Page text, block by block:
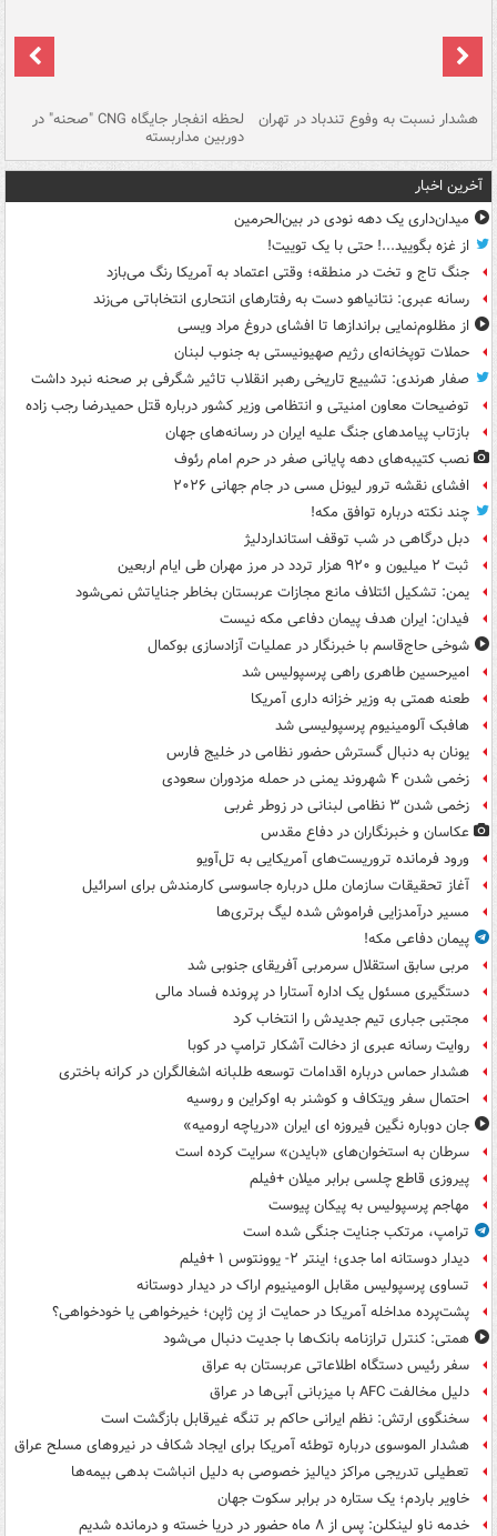
هشدار نسبت به وفوع تندباد در تهران لحظه انفجار جایگاه CNG "صحنه" در
دوربین مداربسته
آخرین اخبار
میدان‌داری یک دهه نودی در بین‌الحرمین
از غزه بگویید...! حتی با یک توییت!
جنگ تاج و تخت در منطقه؛ وقتی اعتماد به آمریکا رنگ می‌بازد
رسانه عبری: نتانیاهو دست به رفتارهای انتحاری انتخاباتی می‌زند
از مظلوم‌نمایی براندازها تا افشای دروغ مراد ویسی
حملات توپخانه‌ای رژیم صهیونیستی به جنوب لبنان
صفار هرندی: تشییع تاریخی رهبر انقلاب تاثیر شگرفی بر صحنه نبرد داشت
توضیحات معاون امنیتی و انتظامی وزیر کشور درباره قتل حمیدرضا رجب زاده
بازتاب پیامدهای جنگ علیه ایران در رسانه‌های جهان
نصب کتیبه‌های دهه پایانی صفر در حرم امام رئوف
افشای نقشه ترور لیونل مسی در جام جهانی ۲۰۲۶
چند نکته درباره توافق مکه!
دبل درگاهی در شب توقف استانداردلیژ
ثبت ۲ میلیون و ۹۲۰ هزار تردد در مرز مهران طی ایام اربعین
یمن: تشکیل ائتلاف مانع مجازات عربستان بخاطر جنایاتش نمی‌شود
فیدان: ایران هدف پیمان دفاعی مکه نیست
شوخی حاج‌قاسم با خبرنگار در عملیات آزادسازی بوکمال
امیرحسین طاهری راهی پرسپولیس شد
طعنه همتی به وزیر خزانه داری آمریکا
هافبک آلومینیوم پرسپولیسی شد
یونان به دنبال گسترش حضور نظامی در خلیج فارس
زخمی شدن ۴ شهروند یمنی در حمله مزدوران سعودی
زخمی شدن ۳ نظامی لبنانی در زوطر غربی
عکاسان و خبرنگاران در دفاع مقدس
ورود فرمانده تروریست‌های آمریکایی به تل‌آویو
آغاز تحقیقات سازمان ملل درباره جاسوسی کارمندش برای اسرائیل
مسیر درآمدزایی فراموش شده لیگ برتری‌ها
پیمان دفاعی مکه!
مربی سابق استقلال سرمربی آفریقای جنوبی شد
دستگیری مسئول یک اداره آستارا در پرونده فساد مالی
مجتبی جباری تیم جدیدش را انتخاب کرد
روایت رسانه عبری از دخالت آشکار ترامپ در کوبا
هشدار حماس درباره اقدامات توسعه طلبانه اشغالگران در کرانه باختری
احتمال سفر ویتکاف و کوشنر به اوکراین و روسیه
جان دوباره نگین فیروزه ای ایران «دریاچه ارومیه»
سرطان به استخوان‌های «بایدن» سرایت کرده است
پیروزی قاطع چلسی برابر میلان +فیلم
مهاجم پرسپولیس به پیکان پیوست
ترامپ، مرتکب جنایت جنگی شده است
دیدار دوستانه اما جدی؛ اینتر ۲- یوونتوس ۱ +فیلم
تساوی پرسپولیس مقابل الومینیوم اراک در دیدار دوستانه
پشت‌پرده مداخله آمریکا در حمایت از یِن ژاپن؛ خیرخواهی یا خودخواهی؟
همتی: کنترل ترازنامه بانک‌ها با جدیت دنبال می‌شود
سفر رئیس دستگاه اطلاعاتی عربستان به عراق
دلیل مخالفت AFC با میزبانی آبی‌ها در عراق
سخنگوی ارتش: نظم ایرانی حاکم بر تنگه غیرقابل بازگشت است
هشدار الموسوی درباره توطئه آمریکا برای ایجاد شکاف در نیروهای مسلح عراق
تعطیلی تدریجی مراکز دیالیز خصوصی به دلیل انباشت بدهی بیمه‌ها
خاویر باردم؛ یک ستاره در برابر سکوت جهان
خدمه ناو لینکلن: پس از ۸ ماه حضور در دریا خسته و درمانده‌ شدیم